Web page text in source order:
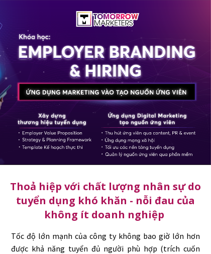
Tốc độ lớn mạnh của công ty không bao giờ lớn hơn
được khả năng tuyển đủ người phù hợp (trích cuốn
Thoả hiệp với chất lượng nhân sự do
tuyển dụng khó khăn - nỗi đau của
không ít doanh nghiệp